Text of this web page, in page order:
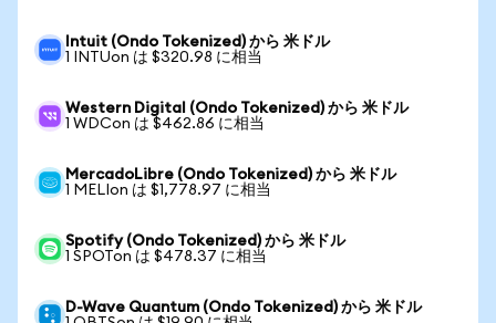
Intuit (Ondo Tokenized) から 米ドル
1 INTUon は $320.98 に相当
Western Digital (Ondo Tokenized) から 米ドル
1 WDCon は $462.86 に相当
MercadoLibre (Ondo Tokenized) から 米ドル
1 MELIon は $1,778.97 に相当
Spotify (Ondo Tokenized) から 米ドル
1 SPOTon は $478.37 に相当
D-Wave Quantum (Ondo Tokenized) から 米ドル